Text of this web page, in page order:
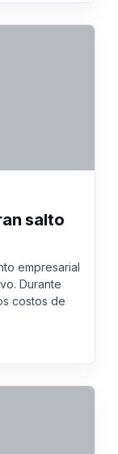
salto
empresarial
Durante
costos de